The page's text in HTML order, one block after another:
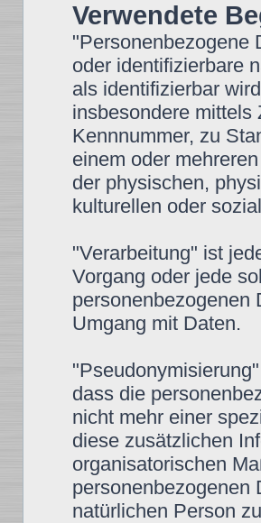
Verwendete
"Personenbezogene
oder identifizierbare
als identifizierbar
insbesondere mittels
Kennnummer, zu
einem oder
der physischen,
kulturellen oder
"Verarbeitung" ist
Vorgang oder jede
personenbezogenen
Umgang mit Daten.
dass die
nicht mehr einer
diese zusätzlichen
organisatorischen
personenbezogenen
natürlichen Person